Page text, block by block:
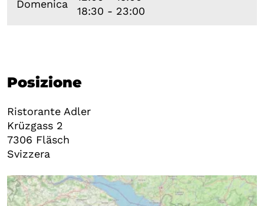
Domenica
18:30 - 23:00
Posizione
Ristorante Adler
Krüzgass 2
7306 Fläsch
Svizzera